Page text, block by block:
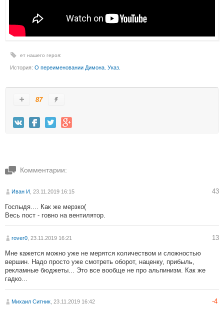
ет нашего героя:
История: О переименовании Димона. Указ.
87
Комментарии:
Иван И , 23.11.2019 16:15 43
Госпыдя.... Как же мерзко(
Весь пост - говно на вентилятор.
rover0 , 23.11.2019 16:21 13
Мне кажется можно уже не мерятся количеством и сложностью
вершин. Надо просто уже смотреть оборот, наценку, прибыль,
рекламные бюджеты... Это все вообще не про альпинизм. Как же
гадко...
Михаил Ситник , 23.11.2019 16:42 -4